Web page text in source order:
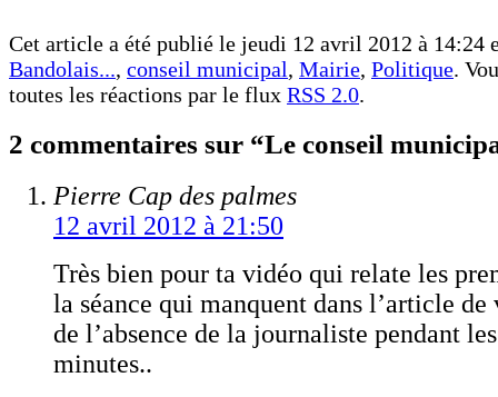
Cet article a été publié le jeudi 12 avril 2012 à 14:24
Bandolais..., conseil municipal, Mairie, Politique.
toutes les réactions par le flux RSS 2.0.
2 commentaires sur “Le conseil
Pierre Cap des palmes
12 avril 2012 à 21:50
Très bien pour ta vidéo qui relate les
la séance qui manquent dans l’article
de l’absence de la journaliste pendant
minutes..